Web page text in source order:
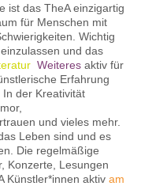
ist das TheA einzigartig
für Menschen mit
Wichtig
und das
Weiteres aktiv für
Erfahrung
der Kreativität
und vieles mehr.
Leben sind und es
Die regelmäßige
Konzerte, Lesungen
Künstler*innen aktiv am